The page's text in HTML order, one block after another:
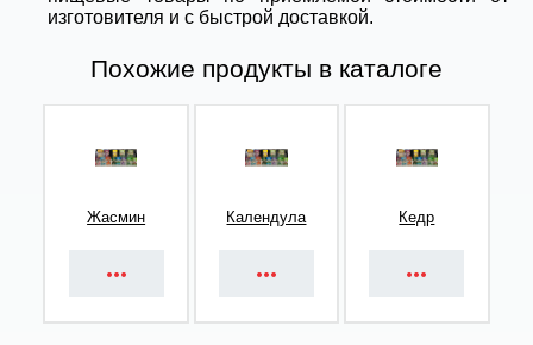
изготовителя и с быстрой доставкой.
Похожие продукты в каталоге
Жасмин Календула Кедр